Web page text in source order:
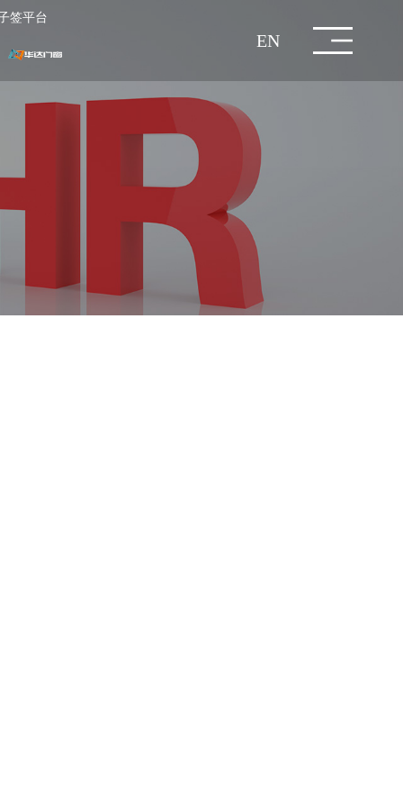
EN
签平台